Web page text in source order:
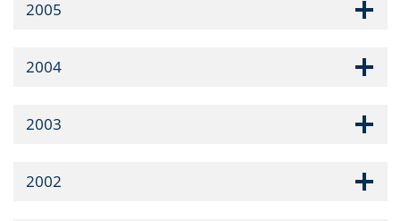
2005
2004
2003
2002